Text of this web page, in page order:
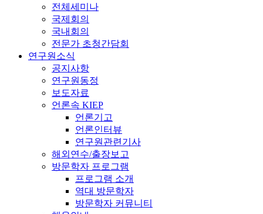
전체세미나
국제회의
국내회의
전문가 초청간담회
연구원소식
공지사항
연구원동정
보도자료
언론속 KIEP
언론기고
언론인터뷰
연구원관련기사
해외연수/출장보고
방문학자 프로그램
프로그램 소개
역대 방문학자
방문학자 커뮤니티